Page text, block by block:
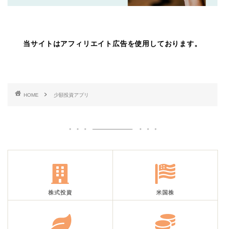
当サイトはアフィリエイト広告を使用しております。
HOME 少額投資アプリ
株式投資 米国株